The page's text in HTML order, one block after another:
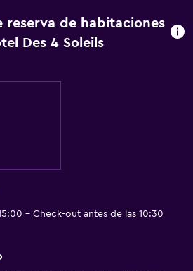
reserva de habitaciones
Des 4 Soleils
- Check-out antes de las 10:30